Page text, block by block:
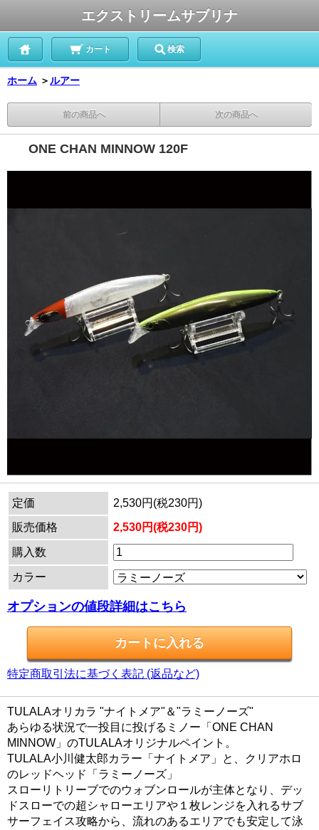
エクストリームサブリナ
カート 検索
ホーム ＞ ルアー
前の商品へ 次の商品へ
ONE CHAN MINNOW 120F
定価
2,530円(税230円)
販売価格
2,530円(税230円)
購入数
カラー
オプションの値段詳細はこちら
特定商取引法に基づく表記 (返品など)
TULALAオリカラ "ナイトメア"＆"ラミーノーズ"
あらゆる状況で一投目に投げるミノー「ONE CHAN
MINNOW」のTULALAオリジナルペイント。
TULALA小川健太郎カラー「ナイトメア」と、クリアホロ
のレッドヘッド「ラミーノーズ」
スローリトリーブでのウォブンロールが主体となり、デッ
ドスローでの超シャローエリアや１枚レンジを入れるサブ
サーフェイス攻略から、流れのあるエリアでも安定して泳